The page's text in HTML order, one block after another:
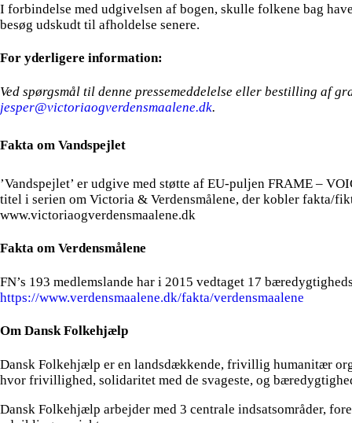
I forbindelse med udgivelsen af bogen, skulle folkene bag
besøg udskudt til afholdelse senere.
For yderligere information:
Ved spørgsmål til denne pressemeddelelse eller bestilling af
jesper@victoriaogverdensmaalene.dk.
Fakta om Vandspejlet
’Vandspejlet’ er udgive med støtte af EU-puljen FRAME –
titel i serien om Victoria & Verdensmålene, der kobler fakta/
www.victoriaogverdensmaalene.dk
Fakta om Verdensmålene
FN’s 193 medlemslande har i 2015 vedtaget 17
https://www.verdensmaalene.dk/fakta/verdensmaalene
Om Dansk Folkehjælp
Dansk Folkehjælp er en landsdækkende, frivillig humanitær
hvor frivillighed, solidaritet med de svageste, og
Dansk Folkehjælp arbejder med 3 centrale indsatsområder,